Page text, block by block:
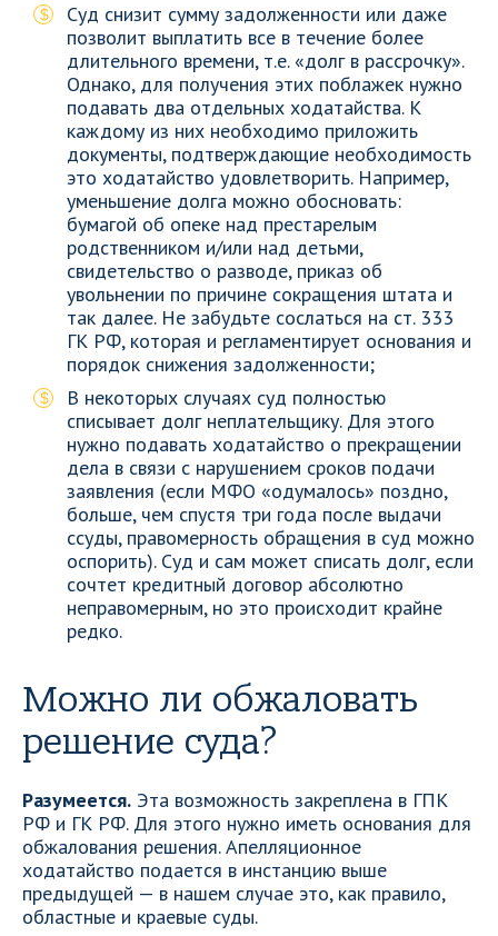
Суд снизит сумму задолженности или даже
позволит выплатить все в течение более
длительного времени, т.е. «долг в рассрочку».
Однако, для получения этих поблажек нужно
подавать два отдельных ходатайства. К
каждому из них необходимо приложить
документы, подтверждающие необходимость
это ходатайство удовлетворить. Например,
уменьшение долга можно обосновать:
бумагой об опеке над престарелым
родственником и/или над детьми,
свидетельство о разводе, приказ об
увольнении по причине сокращения штата и
так далее. Не забудьте сослаться на ст. 333
ГК РФ, которая и регламентирует основания и
порядок снижения задолженности;
В некоторых случаях суд полностью
списывает долг неплательщику. Для этого
нужно подавать ходатайство о прекращении
дела в связи с нарушением сроков подачи
заявления (если МФО «одумалось» поздно,
больше, чем спустя три года после выдачи
ссуды, правомерность обращения в суд можно
оспорить). Суд и сам может списать долг, если
сочтет кредитный договор абсолютно
неправомерным, но это происходит крайне
редко.
Можно ли обжаловать
решение суда?
Разумеется. Эта возможность закреплена в ГПК
РФ и ГК РФ. Для этого нужно иметь основания для
обжалования решения. Апелляционное
ходатайство подается в инстанцию выше
предыдущей — в нашем случае это, как правило,
областные и краевые суды.